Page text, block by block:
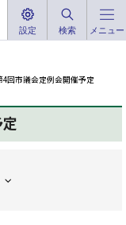
設定 検索 メニュー
4回市議会定例会開催予定